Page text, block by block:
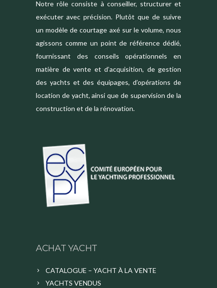
Notre rôle consiste à conseiller, structurer et
exécuter avec précision. Plutôt que de suivre
un modèle de courtage axé sur le volume, nous
agissons comme un point de référence dédié,
fournissant des conseils opérationnels en
matière de vente et d’acquisition, de gestion
des yachts et des équipages, d’opérations de
location de yacht, ainsi que de supervision de la
construction et de la rénovation.
ACHAT YACHT
CATALOGUE – YACHT À LA VENTE
YACHTS VENDUS